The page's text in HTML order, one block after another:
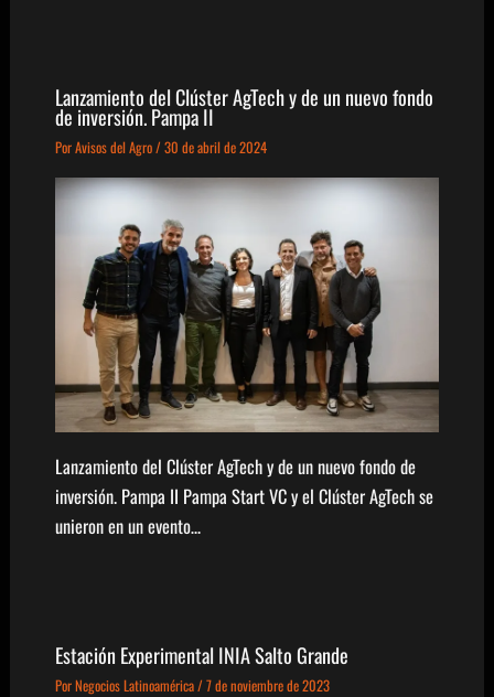
Lanzamiento del Clúster AgTech y de un nuevo fondo
de inversión. Pampa II
PorAvisos del Agro/ 30 de abril de 2024
Lanzamiento del Clúster AgTech y de un nuevo fondo de
inversión. Pampa II Pampa Start VC y el Clúster AgTech se
unieron en un evento…
Estación Experimental INIA Salto Grande
PorNegocios Latinoamérica/ 7 de noviembre de 2023